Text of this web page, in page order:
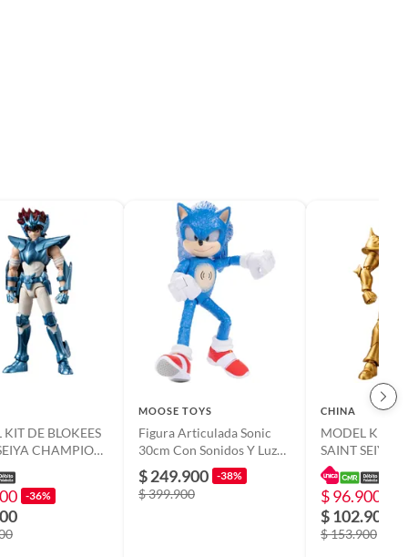
DE BLOKEES
CHAMPION
SEIYA
-36%
MOOSE TOYS
Figura Articulada Sonic
30cm Con Sonidos Y Luz
Jakks
$ 249.900 -38%
$ 399.900
CHINA
MODEL KIT
SAINT SEIYA
CLASS TAURUS
ALDEBARAN
$ 96.900
$ 102.900
$ 153.900